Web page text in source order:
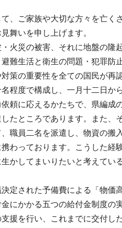
、ご家族や大切な方々を亡く
舞いを申し上げます。
火災の被害、それに地盤の隆
難生活と衛生の問題・犯罪防
策の重要性を全ての国民が再
程度で構成し、一月十二日か
頼に応えるかたちで、県編成
たところであります。また、
職員二名を派遣し、物資の搬
わっております。こうした経
かしてまいりたいと考えてい
定された予備費による「物価
にかかる五つの給付金制度の
援を行い、これまでに交付し